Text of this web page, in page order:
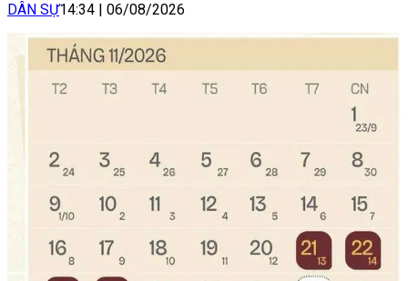
DÂN SỰ14:34 | 06/08/2026